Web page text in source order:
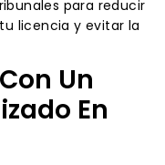
para reducir
licencia y evitar la
Un
En